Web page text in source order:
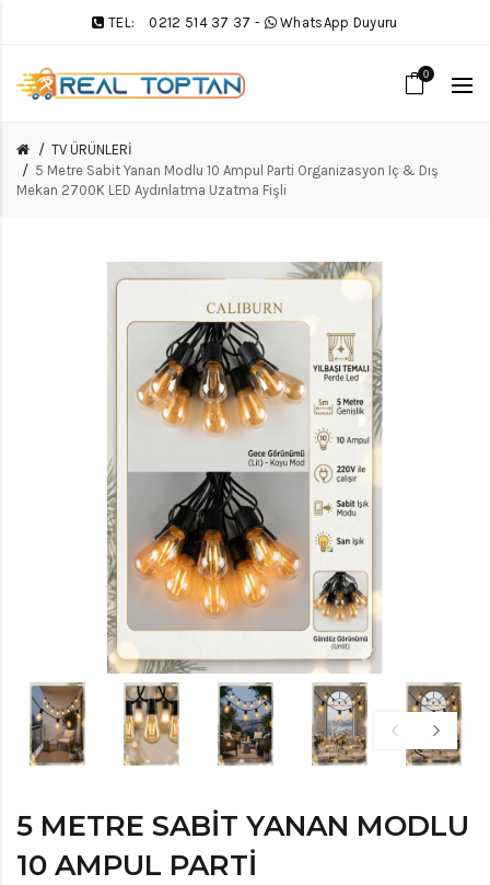
TEL: 0212 514 37 37 - WhatsApp Duyuru
0
TV ÜRÜNLERİ
5 Metre Sabit Yanan Modlu 10 Ampul Parti Organizasyon Iç & Dış
Mekan 2700K LED Aydınlatma Uzatma Fişli
5 METRE SABIT YANAN MODLU
10 AMPUL PARTI